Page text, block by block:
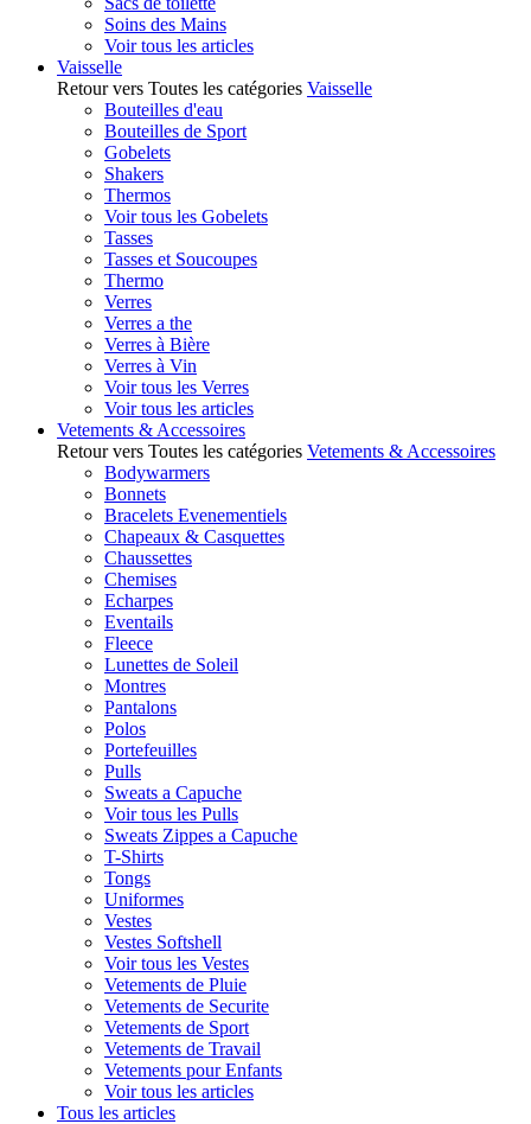
Soins des Mains
Voir tous les articles
Vaisselle
Retour vers Toutes les catégories Vaisselle
Bouteilles d'eau
Bouteilles de Sport
Gobelets
Shakers
Thermos
Voir tous les Gobelets
Tasses
Tasses et Soucoupes
Thermo
Verres
Verres a the
Verres à Bière
Verres à Vin
Voir tous les Verres
Voir tous les articles
Vetements & Accessoires
Retour vers Toutes les catégories Vetements & Accessoires
Bodywarmers
Bonnets
Bracelets Evenementiels
Chapeaux & Casquettes
Chaussettes
Chemises
Echarpes
Eventails
Fleece
Lunettes de Soleil
Montres
Pantalons
Polos
Portefeuilles
Pulls
Sweats a Capuche
Voir tous les Pulls
Sweats Zippes a Capuche
T-Shirts
Tongs
Uniformes
Vestes
Vestes Softshell
Voir tous les Vestes
Vetements de Pluie
Vetements de Securite
Vetements de Sport
Vetements de Travail
Vetements pour Enfants
Voir tous les articles
Tous les articles